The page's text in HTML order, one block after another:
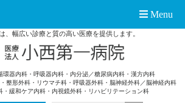
、幅広い診療と質の高い医療を提供します。
環器内科・呼吸器内科・内分泌／糖尿病内科・漢方内科
整形外科・リウマチ科・呼吸器外科・脳神経外科／脳神経内科
・緩和ケア内科・内視鏡外科・リハビリテーション科
Menu